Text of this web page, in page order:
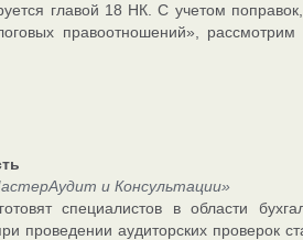
главой 18 НК. С учетом
правоотношений»,
и Консультации»
специалистов в области
проведении аудиторских проверок